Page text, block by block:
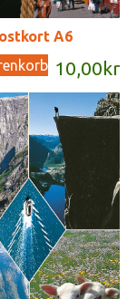
A6
10,00 kr